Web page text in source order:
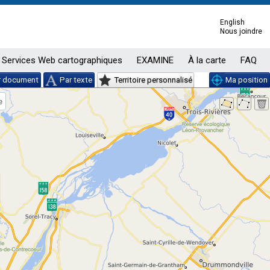
English
Nous joindre
Services Web cartographiques EXAMINE À la carte FAQ
document Par texte Territoire personnalisé Ma position